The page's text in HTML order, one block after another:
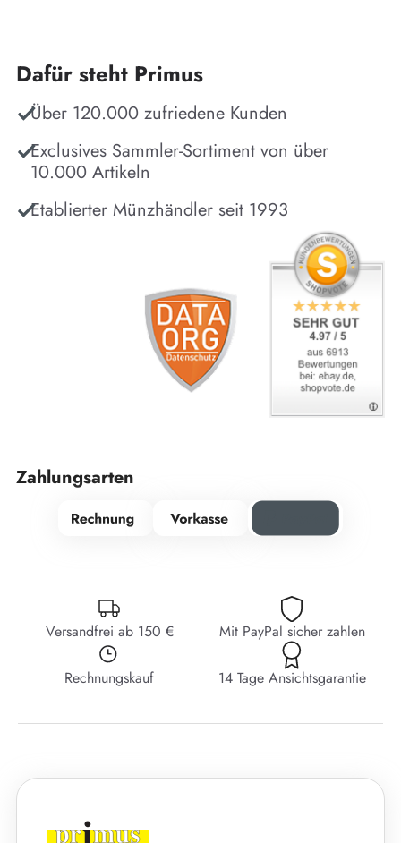
Dafür steht Primus
Über 120.000 zufriedene Kunden
Exclusives Sammler-Sortiment von über
10.000 Artikeln
Etablierter Münzhändler seit 1993
Zahlungsarten
Versandfrei ab 150 € Mit PayPal sicher zahlen
Rechnungskauf 14 Tage Ansichtsgarantie